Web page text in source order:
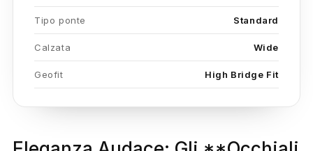
Tipo ponte Standard
Calzata Wide
Geofit High Bridge Fit